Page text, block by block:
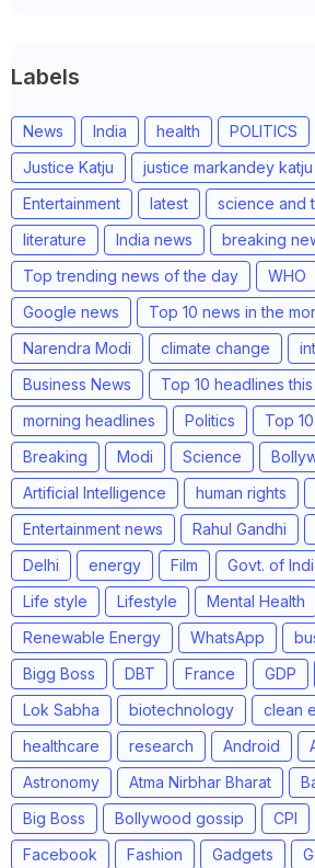
Labels
News India health POLITICS
Justice Katju
justice markandey katju
Entertainment
latest
science and
literature
India news breaking
Top trending news of the day
WHO
Google news
Top 10 news in the
Narendra Modi
climate change
Business News
Top 10 headlines
morning headlines
Politics
Top
Breaking
Modi Science
Artificial Intelligence
human rights
Entertainment news
Rahul Gandhi
Delhi
energy Film Govt. of
Life style
Lifestyle Mental Health
Renewable Energy
WhatsApp
Bigg Boss
DBT France GDP
Lok Sabha
biotechnology
clean
healthcare
research Android
Astronomy
Atma Nirbhar Bharat
Big Boss
Bollywood gossip CPI
Facebook
Fashion Gadgets